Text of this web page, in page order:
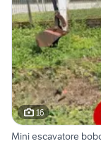
16
Mini escavatore